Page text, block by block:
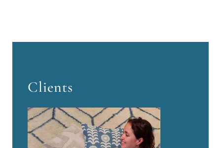
Clients